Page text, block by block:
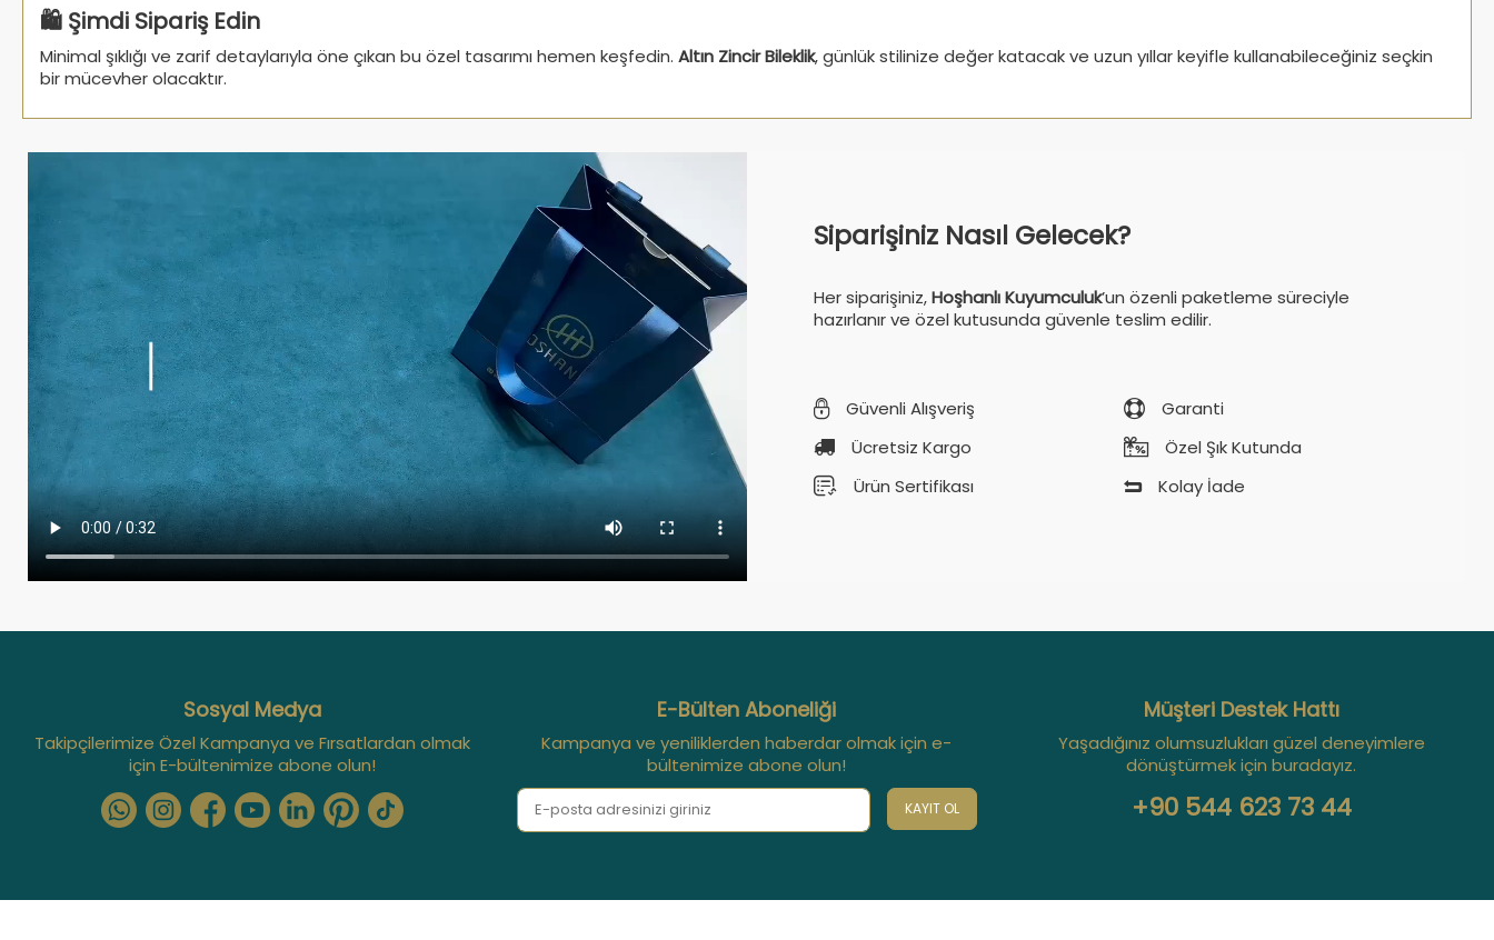
🛍️ Şimdi Sipariş Edin
Minimal şıklığı ve zarif detaylarıyla öne çıkan bu özel tasarımı hemen keşfedin. Altın Zincir Bileklik, günlük stilinize değer katacak ve uzun yıllar keyifle kullanabileceğiniz seçkin
bir mücevher olacaktır.
Siparişiniz Nasıl Gelecek?
Her siparişiniz,Hoşhanlı Kuyumculuk’un özenli paketleme süreciyle
hazırlanır ve özel kutusunda güvenle teslim edilir.
Güvenli Alışveriş
Garanti
Ücretsiz Kargo
Özel Şık Kutunda
Ürün Sertifikası
Kolay İade
Sosyal Medya
Takipçilerimize Özel Kampanya ve Fırsatlardan olmak
için E-bültenimize abone olun!
E-Bülten Aboneliği
Kampanya ve yeniliklerden haberdar olmak için e-
bültenimize abone olun!
KAYIT OL
Müşteri Destek Hattı
Yaşadığınız olumsuzlukları güzel deneyimlere
dönüştürmek için buradayız.
+90 544 623 73 44